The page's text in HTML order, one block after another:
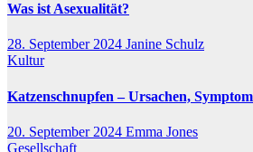
Was ist Asexualität?
28. September 2024 Janine Schulz
Kultur
Katzenschnupfen – Ursachen,
20. September 2024 Emma Jones
Gesellschaft